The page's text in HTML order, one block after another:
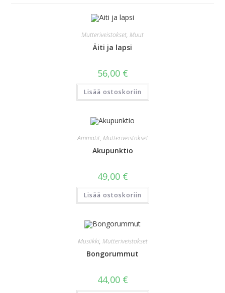
Mutteriveistokset, Muut
Äiti ja lapsi
56,00 €
Lisää ostoskoriin
Ammatit, Mutteriveistokset
Akupunktio
49,00 €
Lisää ostoskoriin
Musiikki, Mutteriveistokset
Bongorummut
44,00 €